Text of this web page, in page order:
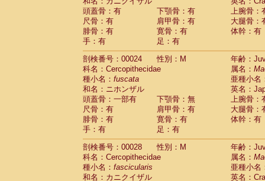
CebidaeSaguinus nigricollis (13)
Cebidae Saguinus oedipus
Cebidae Saguinus weddelli
Cebidae Saguinusspp.
Cebidae Aotus trivirgatus
Cebidae Cebus albifrons
CebidaeCebus apella
Cebidae
CebidaeCebus nigrivittatus
Cebidae Cebusspp.(0)
Cebidae Saimiri boliviensis
Cebidae Saimiri sciureus
Atelidae Alouatta caraya
AtelidaeAlouatta fusca
AtelidaeAlouatta seniculus
AtelidaeAlouatta
AtelidaeAteles belzebuth
頭蓋骨：有
下顎骨：有
上腕骨：
尺骨：有
肩甲骨：有
大腿骨：
腓骨：有
寛骨：有
体幹：有
手：有
足：有
剖検番号：00024
性別：M
年齢：
科名：Cercopithecidae
属名：
種小名： fuscata
亜種小名
和名：ニホンザル
英名：
頭蓋骨：一部有
下顎骨：無
上腕骨：
尺骨：有
肩甲骨：有
大腿骨：
腓骨：有
寛骨：有
体幹：有
手：有
足：有
剖検番号：00028
性別：M
年齢：
科名：Cercopithecidae
属名：
種小名： fascicularis
亜種小名
和名：カニクイザル
英名：